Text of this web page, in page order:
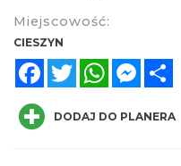
Miejscowość:
CIESZYN
FacebookTwitterWhatsApp
DODAJ DO PLANERA